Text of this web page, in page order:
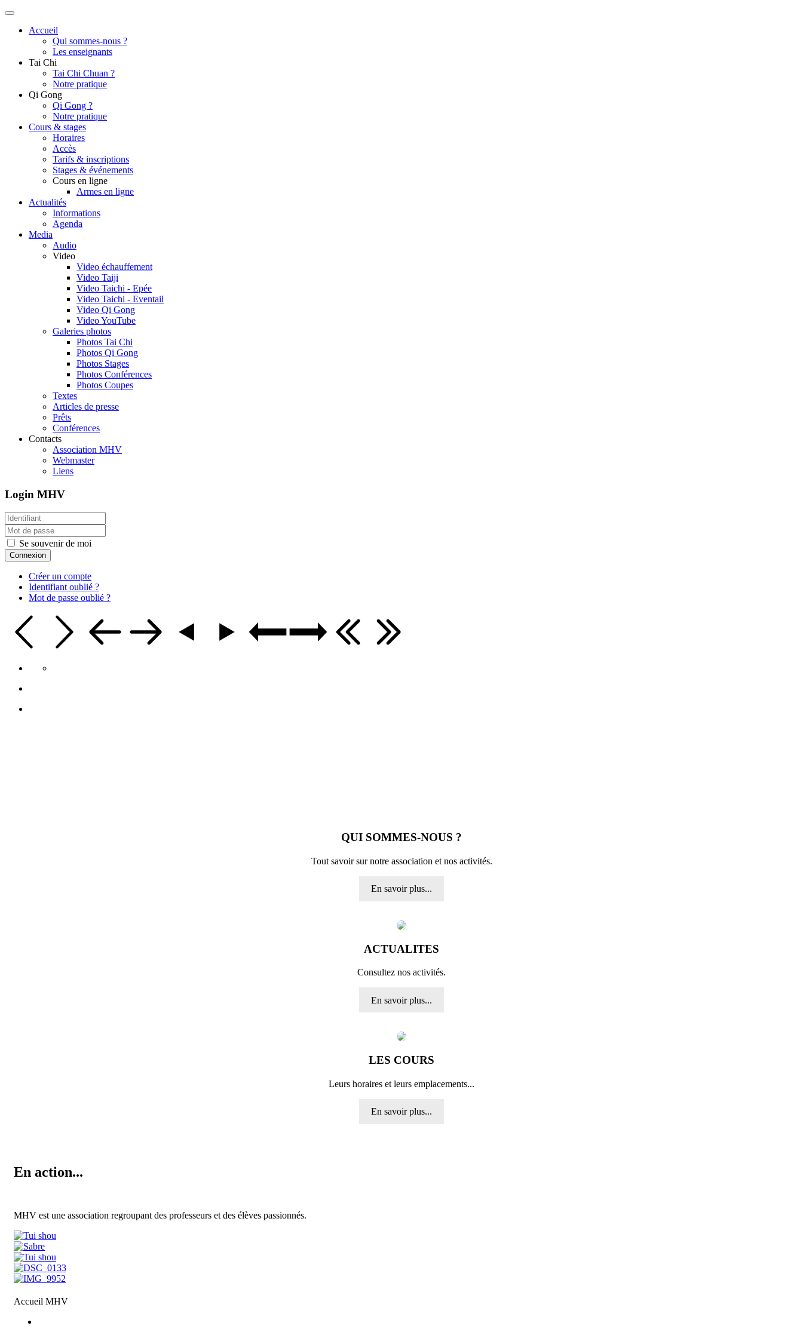
Accueil
Qui sommes-nous ?
Les enseignants
Tai Chi
Tai Chi Chuan ?
Notre pratique
Qi Gong
Qi Gong ?
Notre pratique
Cours & stages
Horaires
Accès
Tarifs & inscriptions
Stages & événements
Cours en ligne
Armes en ligne
Actualités
Informations
Agenda
Media
Audio
Video
Video échauffement
Video Taiji
Video Taichi - Epée
Video Taichi - Eventail
Video Qi Gong
Video YouTube
Galeries photos
Photos Tai Chi
Photos Qi Gong
Photos Stages
Photos Conférences
Photos Coupes
Textes
Articles de presse
Prêts
Conférences
Contacts
Association MHV
Webmaster
Liens
Login MHV
Se souvenir de moi
Connexion
Créer un compte
Identifiant oublié ?
Mot de passe oublié ?
QUI SOMMES-NOUS ?
Tout savoir sur notre association et nos activités.
En savoir plus...
ACTUALITES
Consultez nos activités.
En savoir plus...
LES COURS
Leurs horaires et leurs emplacements...
En savoir plus...
En action...
MHV est une association regroupant des professeurs et des élèves passionnés.
Accueil MHV